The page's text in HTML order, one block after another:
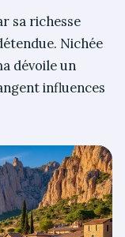
sa richesse
Nichée
dévoile un
influences